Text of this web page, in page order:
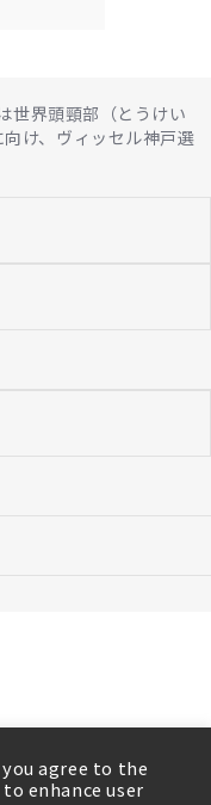
世界頭頸部（とうけい
け、ヴィッセル神戸選
agree to the
enhance user